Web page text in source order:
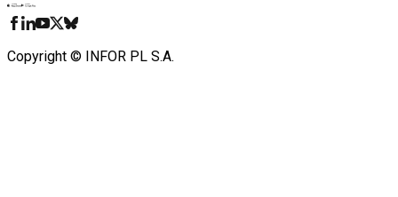
Copyright © INFOR PL S.A.